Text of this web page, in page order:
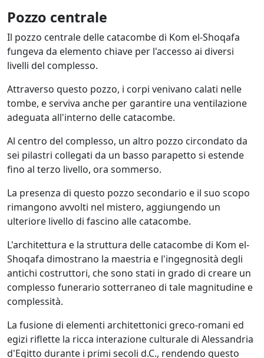
Pozzo centrale
Il pozzo centrale delle catacombe di Kom el-Shoqafa
fungeva da elemento chiave per l'accesso ai diversi
livelli del complesso.
Attraverso questo pozzo, i corpi venivano calati nelle
tombe, e serviva anche per garantire una ventilazione
adeguata all'interno delle catacombe.
Al centro del complesso, un altro pozzo circondato da
sei pilastri collegati da un basso parapetto si estende
fino al terzo livello, ora sommerso.
La presenza di questo pozzo secondario e il suo scopo
rimangono avvolti nel mistero, aggiungendo un
ulteriore livello di fascino alle catacombe.
L'architettura e la struttura delle catacombe di Kom el-
Shoqafa dimostrano la maestria e l'ingegnosità degli
antichi costruttori, che sono stati in grado di creare un
complesso funerario sotterraneo di tale magnitudine e
complessità.
La fusione di elementi architettonici greco-romani ed
egizi riflette la ricca interazione culturale di Alessandria
d'Egitto durante i primi secoli d.C., rendendo questo